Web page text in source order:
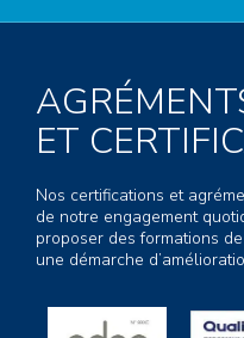
ET
Nos certifications et
de notre engagement
proposer des formations
une démarche